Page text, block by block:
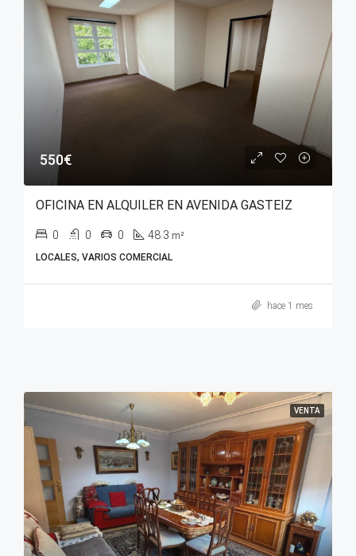
550€
OFICINA EN ALQUILER EN AVENIDA GASTEIZ
0 0 0 48.3 m²
LOCALES, VARIOS COMERCIAL
hace 1 mes
VENTA